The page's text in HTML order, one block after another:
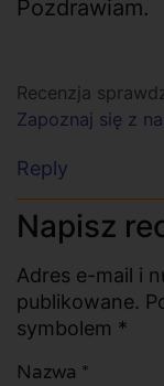
Pozdrawiam.
Recenzja
Zapoznaj się z
Reply
Napisz
Adres e-mail i
publikowane.
symbolem *
Nazwa *